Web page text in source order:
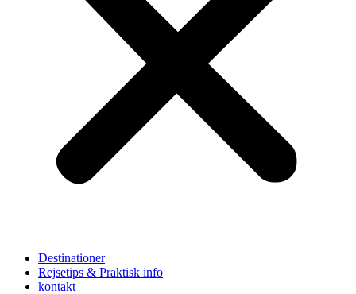
Destinationer
Rejsetips & Praktisk info
kontakt